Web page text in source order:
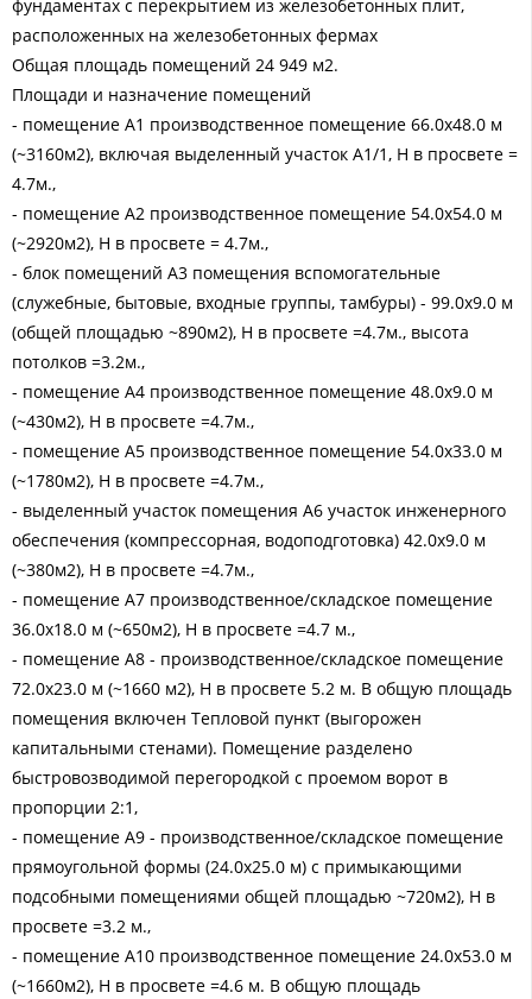
фундаментах с перекрытием из железобетонных плит,
расположенных на железобетонных фермах
Общая площадь помещений 24 949 м2.
Площади и назначение помещений
- помещение А1 производственное помещение 66.0х48.0 м
(~3160м2), включая выделенный участок А1/1, Н в просвете =
4.7м.,
- помещение А2 производственное помещение 54.0х54.0 м
(~2920м2), Н в просвете = 4.7м.,
- блок помещений А3 помещения вспомогательные
(служебные, бытовые, входные группы, тамбуры) - 99.0х9.0 м
(общей площадью ~890м2), Н в просвете =4.7м., высота
потолков =3.2м.,
- помещение А4 производственное помещение 48.0х9.0 м
(~430м2), Н в просвете =4.7м.,
- помещение А5 производственное помещение 54.0х33.0 м
(~1780м2), Н в просвете =4.7м.,
- выделенный участок помещения А6 участок инженерного
обеспечения (компрессорная, водоподготовка) 42.0х9.0 м
(~380м2), Н в просвете =4.7м.,
- помещение А7 производственное/складское помещение
36.0х18.0 м (~650м2), Н в просвете =4.7 м.,
- помещение А8 - производственное/складское помещение
72.0х23.0 м (~1660 м2), Н в просвете 5.2 м. В общую площадь
помещения включен Тепловой пункт (выгорожен
капитальными стенами). Помещение разделено
быстровозводимой перегородкой с проемом ворот в
пропорции 2:1,
- помещение А9 - производственное/складское помещение
прямоугольной формы (24.0х25.0 м) с примыкающими
подсобными помещениями общей площадью ~720м2), Н в
просвете =3.2 м.,
- помещение А10 производственное помещение 24.0х53.0 м
(~1660м2), Н в просвете =4.6 м. В общую площадь